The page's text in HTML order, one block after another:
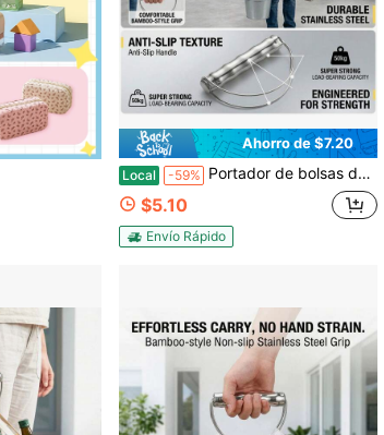
Ahorro de $7.20
Local -59% Portador de bolsas de supermercado de gran resistencia, soporte de bolsas multiusos con agarre cómodo, material de acero inoxidable resistente, soporta artículos de hasta 45 kg, se ajusta perfectamente a bolsas de compras y cubos, mejor selección de regalo
$5.10
Envío Rápido